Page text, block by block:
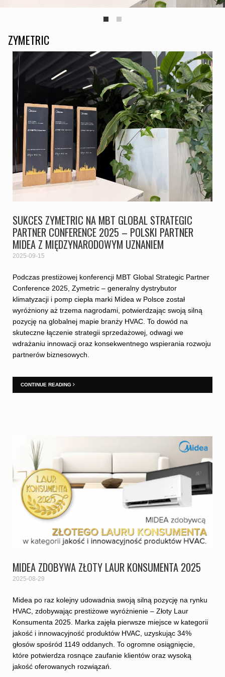
ZYMETRIC
SUKCES ZYMETRIC NA MBT GLOBAL STRATEGIC
PARTNER CONFERENCE 2025 – POLSKI PARTNER
MIDEA Z MIĘDZYNARODOWYM UZNANIEM
2025-09-15
Podczas prestiżowej konferencji MBT Global Strategic Partner
Conference 2025, Zymetric – generalny dystrybutor
klimatyzacji i pomp ciepła marki Midea w Polsce został
wyróżniony aż trzema nagrodami, potwierdzając swoją silną
pozycję na globalnej mapie branży HVAC. To dowód na
skuteczne łączenie strategii sprzedażowej, odwagi we
wdrażaniu innowacji oraz konsekwentnego wspierania rozwoju
partnerów biznesowych.
CONTINUE READING
MIDEA ZDOBYWA ZŁOTY LAUR KONSUMENTA 2025
2025-08-29
Midea po raz kolejny udowadnia swoją silną pozycję na rynku
HVAC, zdobywając prestiżowe wyróżnienie – Złoty Laur
Konsumenta 2025. Marka zajęła pierwsze miejsce w kategorii
jakość i innowacyjność produktów HVAC, uzyskując 34%
głosów spośród 1149 oddanych. To ogromne osiągnięcie,
które potwierdza rosnące zaufanie klientów oraz wysoką
jakość oferowanych rozwiązań.